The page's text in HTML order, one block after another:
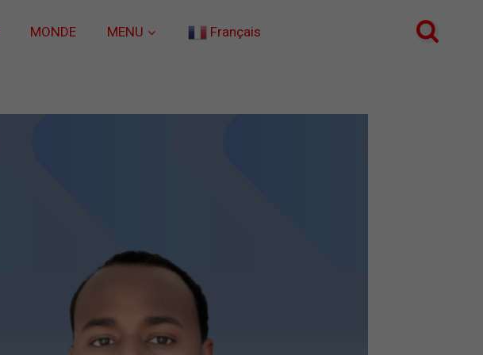
MONDE MENU Français